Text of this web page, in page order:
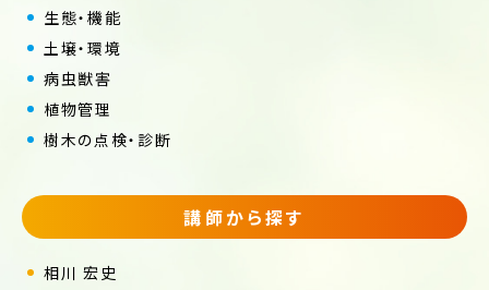
生態・機能
土壌・環境
病虫獣害
植物管理
樹木の点検・診断
講師から探す
相川 宏史